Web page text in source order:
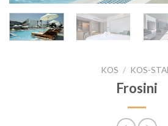
KOS / KOS-
Frosini